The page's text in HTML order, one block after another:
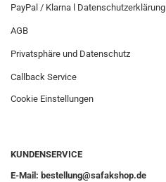
PayPal / Klarna l Datenschutzerklärung
AGB
Privatsphäre und Datenschutz
Callback Service
Cookie Einstellungen
KUNDENSERVICE
E-Mail: bestellung@safakshop.de